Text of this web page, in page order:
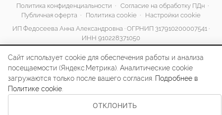
Сайт использует cookie для обеспечения работы и анализа
посещаемости (Яндекс.Метрика). Аналитические cookie
загружаются только после вашего согласия. Подробнее в
Политике cookie
ОТКЛОНИТЬ
Политика конфиденциальности · Согласие на обработку ПДн ·
Публичная оферта · Политика cookie ·
Настройки cookie
ИП Федосеева Анна Александровна · ОГРНИП 317910200007541 ·
ИНН 910228371050
295047, Республика Крым, г. Симферополь, ул. Иртышская, д. 9, кв. 2 ·
af007@mail.ru·+7 (978) 788-26-20